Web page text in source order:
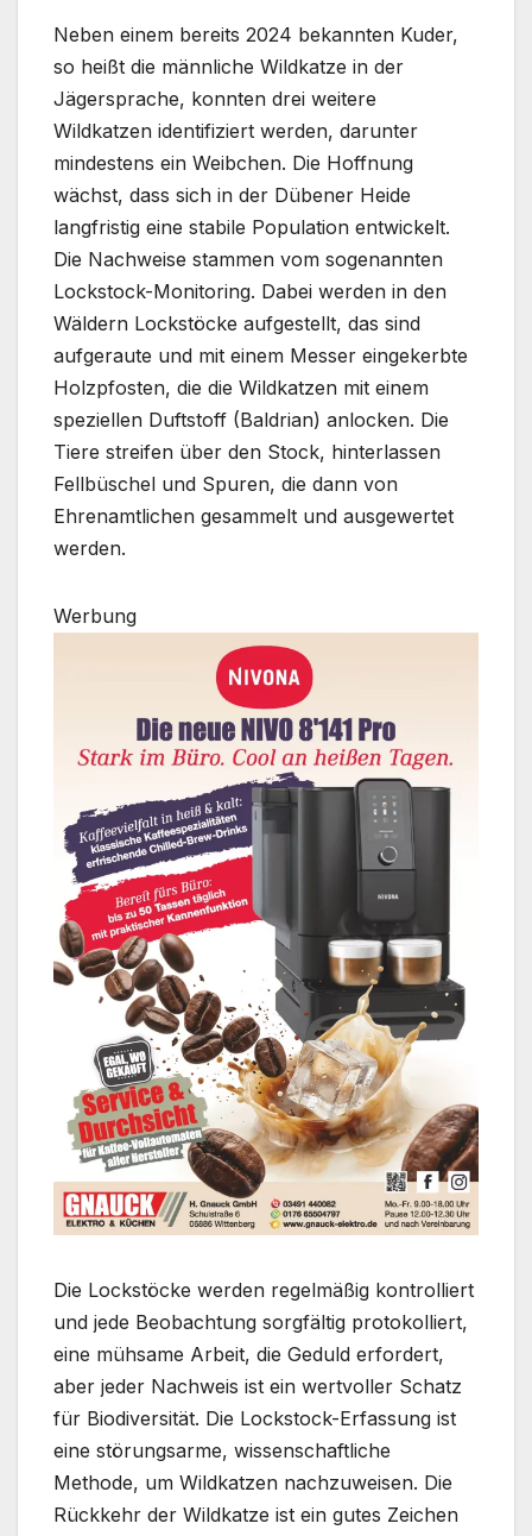
Neben einem bereits 2024 bekannten Kuder,
so heißt die männliche Wildkatze in der
Jägersprache, konnten drei weitere
Wildkatzen identifiziert werden, darunter
mindestens ein Weibchen. Die Hoffnung
wächst, dass sich in der Dübener Heide
langfristig eine stabile Population entwickelt.
Die Nachweise stammen vom sogenannten
Lockstock-Monitoring. Dabei werden in den
Wäldern Lockstöcke aufgestellt, das sind
aufgeraute und mit einem Messer eingekerbte
Holzpfosten, die die Wildkatzen mit einem
speziellen Duftstoff (Baldrian) anlocken. Die
Tiere streifen über den Stock, hinterlassen
Fellbüschel und Spuren, die dann von
Ehrenamtlichen gesammelt und ausgewertet
werden.
Werbung
Die Lockstöcke werden regelmäßig kontrolliert
und jede Beobachtung sorgfältig protokolliert,
eine mühsame Arbeit, die Geduld erfordert,
aber jeder Nachweis ist ein wertvoller Schatz
für Biodiversität. Die Lockstock-Erfassung ist
eine störungsarme, wissenschaftliche
Methode, um Wildkatzen nachzuweisen. Die
Rückkehr der Wildkatze ist ein gutes Zeichen